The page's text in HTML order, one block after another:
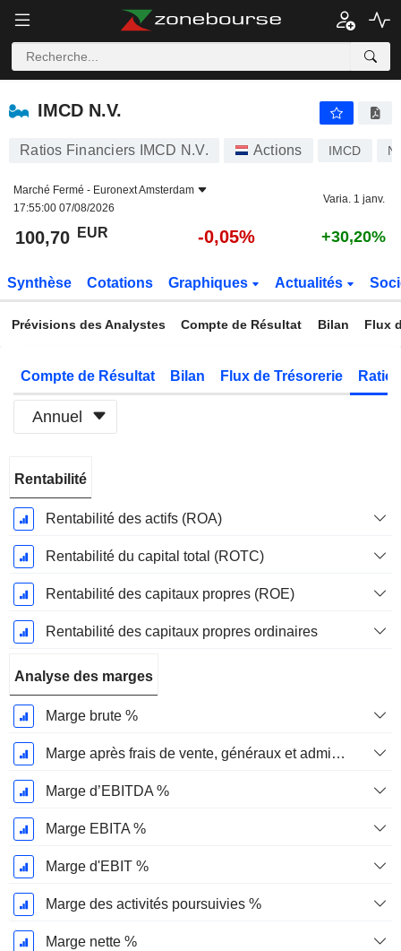
IMCD N.V.
IMCD N.V.
Ratios Financiers IMCD N.V. Actions IMCD
Marché Fermé - Euronext Amsterdam
17:55:00 07/08/2026
Varia. 1 janv.
100,70 EUR -0,05% +30,20%
Synthèse Cotations Graphiques Actualités
Prévisions des Analystes Compte de Résultat Bilan Flux
Compte de Résultat Bilan Flux de Trésorerie
Annuel
Fiscale:
Décembre
Rentabilité
Rentabilité des actifs (ROA)
Rentabilité du capital total (ROTC)
Rentabilité des capitaux propres (ROE)
Rentabilité des capitaux propres ordinaires
Analyse des marges
Marge brute %
Marge après frais de vente, généraux et administratifs %
Marge d’EBITDA %
Marge EBITA %
Marge d'EBIT %
Marge des activités poursuivies %
Marge nette %